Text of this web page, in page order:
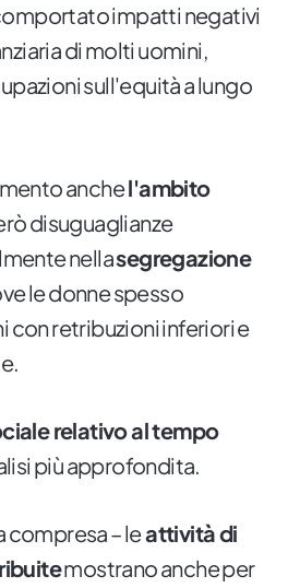
impatti negativi
di molti uomini,
sull'equità a lungo
anchel'ambito
disuguaglianze
nellasegregazione
le donne spesso
con retribuzioni inferiori e
relativo al tempo
più approfondita.
compresa – leattività di
mostrano anche per